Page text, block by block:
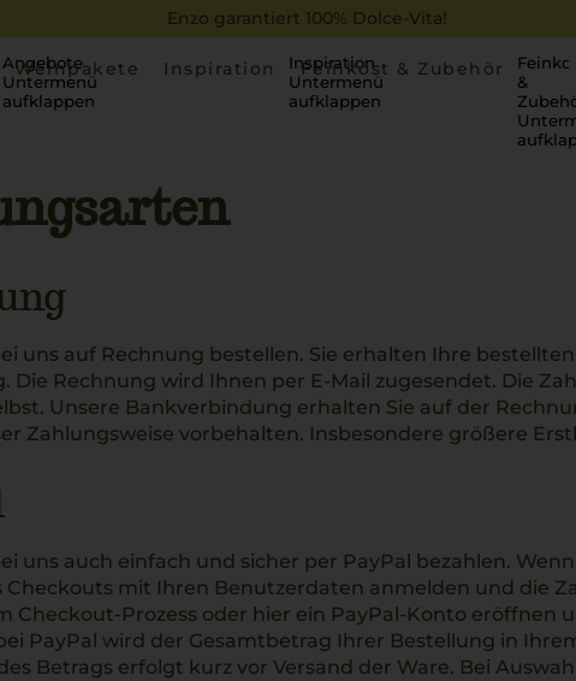
Enzo garantiert 100% Dolce-Vita!
Angebote
Untermenü
aufklappen
Weinpakete Inspiration
Inspiration
Untermenü
aufklappen
Feinkost & Zubehör
Feinkost
&
uns auf Rechnung bestellen. Sie erhalten Ihre
Die Rechnung wird Ihnen per E-Mail zugesendet. Die
Unsere Bankverbindung erhalten Sie auf der
Zahlungsweise vorbehalten. Insbesondere größere
uns auch einfach und sicher per PayPal bezahlen.
Checkouts mit Ihren Benutzerdaten anmelden und die
Checkout-Prozess oder hier ein PayPal-Konto eröffnen
PayPal wird der Gesamtbetrag Ihrer Bestellung in
Betrags erfolgt kurz vor Versand der Ware. Bei